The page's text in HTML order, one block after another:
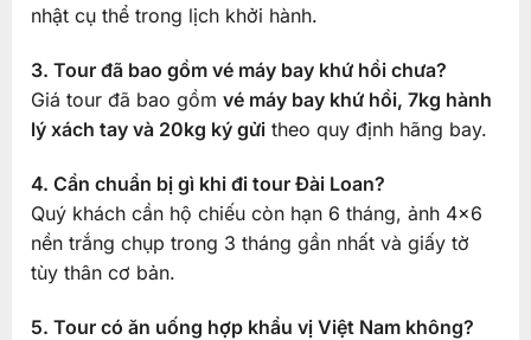
nhật cụ thể trong lịch khởi hành.
3. Tour đã bao gồm vé máy bay khứ hồi chưa?
Giá tour đã bao gồm vé máy bay khứ hồi, 7kg hành
lý xách tay và 20kg ký gửitheo quy định hãng bay.
4. Cần chuẩn bị gì khi đi tour Đài Loan?
Quý khách cần hộ chiếu còn hạn 6 tháng, ảnh 4×6
nền trắng chụp trong 3 tháng gần nhất và giấy tờ
tùy thân cơ bản.
5. Tour có ăn uống hợp khẩu vị Việt Nam không?